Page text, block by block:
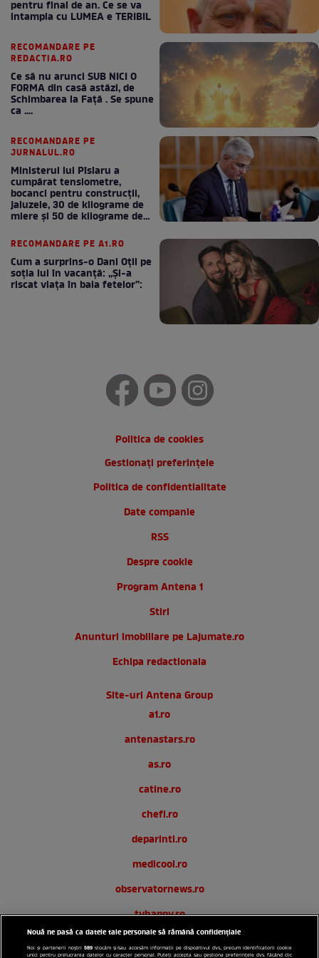
pentru final de an. Ce se va
intampla cu LUMEA e TERIBIL
RECOMANDARE PE
REDACTIA.RO
Ce să nu arunci SUB NICI O
FORMA din casă astăzi, de
Schimbarea la Față . Se spune
ca ....
RECOMANDARE PE
JURNALUL.RO
Ministerul lui Pîslaru a
cumpărat tensiometre,
bocanci pentru construcții,
jaluzele, 30 de kilograme de
miere și 50 de kilograme de
RECOMANDARE PE A1.RO
Cum a surprins-o Dani Oțil pe
soția lui în vacanță: „Și-a
riscat viața în baia fetelor”:
Politica de cookies
Gestionați preferințele
Politica de confidentialitate
Date companie
RSS
Despre cookie
Program Antena 1
Stiri
Anunturi imobiliare pe Lajumate.ro
Echipa redactionala
Site-uri Antena Group
a1.ro
antenastars.ro
as.ro
catine.ro
chefi.ro
deparinti.ro
medicool.ro
observatornews.ro
tvhappy.ro
useit.ro
Nouă ne pasă ca datele tale personale să rămână confidențiale
Noi și partenerii noștri589 stocăm și/sau accesăm informații pe dispozitivul dvs., precum identificatorii cookie
unici pentru prelucrarea datelor cu caracter personal. Puteți accepta sau gestiona preferințele dvs. făcând clic